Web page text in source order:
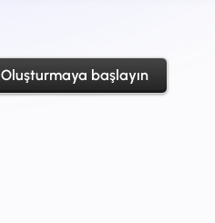
Oluşturmaya başlayın